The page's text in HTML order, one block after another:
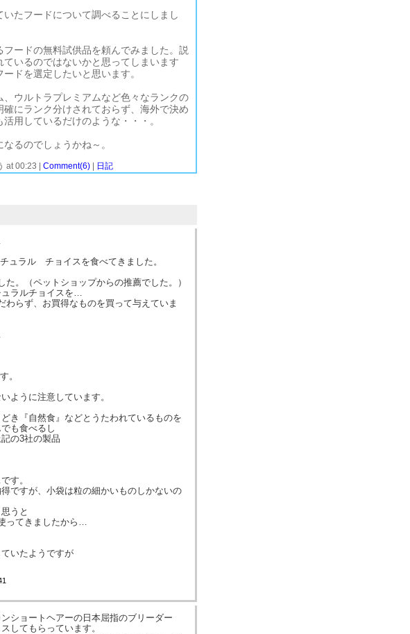
たフードについて調べることにしまし
ードの無料試供品を頼んでみました。説
いるのではないかと思ってしまいます
ドを選定したいと思います。
ウルトラプレミアムなど色々なランクの
にランク分けされておらず、海外で決め
用しているだけのような・・・。
るのでしょうかね～。
at 00:23 Comment(6)| 日記
ュラル チョイスを食べてきました。
。（ペットショップからの推薦でした。）
ラルチョイスを…
わらず、お買得なものを買って与えていま
。
ように注意しています。
き『自然食』などとうたわれているものを
も食べるし
の3社の製品
す。
ですが、小袋は粒の細かいものしかないの
うと
ってきましたから…
いたようですが
ショートヘアーの日本屈指のブリーダー
してもらっています。